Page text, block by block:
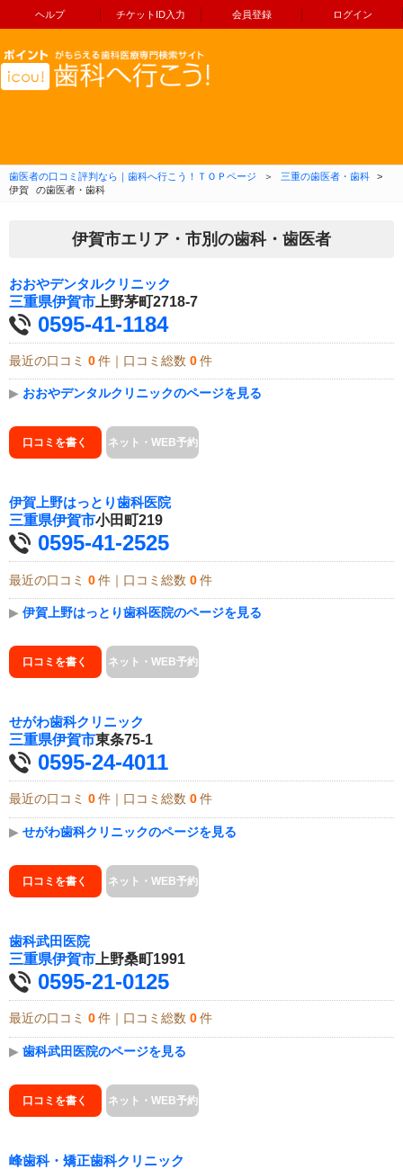
ヘルプ チケットID入力 会員登録 ログイン
コンテンツへ移動
歯医者の口コミ評判なら｜歯科へ行こう！ＴＯＰページ ＞ 三重の歯医者・歯科
>
伊賀
の歯医者・歯科
伊賀市エリア・市別の歯科・歯医者
おおやデンタルクリニック
三重県伊賀市 上野茅町2718-7
0595-41-1184
最近の口コミ 0 件｜口コミ総数 0 件
▶ おおやデンタルクリニックのページを見る
口コミを書く ネット・WEB予約
伊賀上野はっとり歯科医院
三重県伊賀市小田町219
0595-41-2525
最近の口コミ 0 件｜口コミ総数 0 件
▶ 伊賀上野はっとり歯科医院のページを見る
口コミを書く ネット・WEB予約
せがわ歯科クリニック
三重県伊賀市東条75-1
0595-24-4011
最近の口コミ 0 件｜口コミ総数 0 件
▶ せがわ歯科クリニックのページを見る
口コミを書く ネット・WEB予約
歯科武田医院
三重県伊賀市 上野桑町1991
0595-21-0125
最近の口コミ 0 件｜口コミ総数 0 件
▶ 歯科武田医院のページを見る
口コミを書く ネット・WEB予約
峰歯科・矯正歯科クリニック